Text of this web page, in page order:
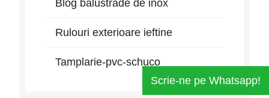
Blog balustrade de inox
Rulouri exterioare ieftine
Tamplarie-pvc-schuco
Scrie-ne pe Whatsapp!